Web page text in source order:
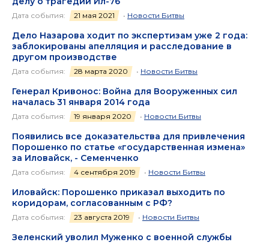
Дата события: 21 мая 2021 • Новости Битвы
Дело Назарова ходит по экспертизам уже 2 года:
заблокированы апелляция и расследование в
другом производстве
Дата события: 28 марта 2020 • Новости Битвы
Генерал Кривонос: Война для Вооруженных сил
началась 31 января 2014 года
Дата события: 19 января 2020 • Новости Битвы
Появились все доказательства для привлечения
Порошенко по статье «государственная измена»
за Иловайск, - Семенченко
Дата события: 4 сентября 2019 • Новости Битвы
Иловайск: Порошенко приказал выходить по
коридорам, согласованным с РФ?
Дата события: 23 августа 2019 • Новости Битвы
Зеленский уволил Муженко с военной службы